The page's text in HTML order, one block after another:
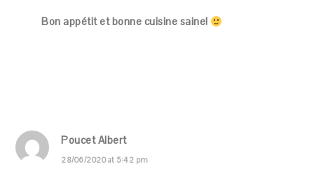
Bon appétit et bonne cuisine saine!
Poucet Albert
28/06/2020 at 5:42 pm